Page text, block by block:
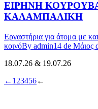
ΕΙΡΗΝΗ
ΚΑΛΑΜΠΑΛΙΚΗ
Εργαστήρια για άτομα με
κοινόBy admin14 de Μάιος
18.07.26 & 19.07.26
← 1 23456←